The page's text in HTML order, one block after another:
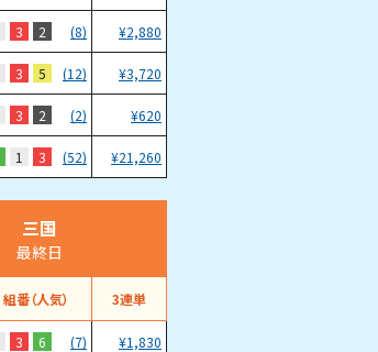
3 2 (8) ¥2,880
3 5 (12) ¥3,720
3 2 (2) ¥620
1 3 (52) ¥21,260
三国
最終日
組番（人気） 3連単
3 6 (7) ¥1,830